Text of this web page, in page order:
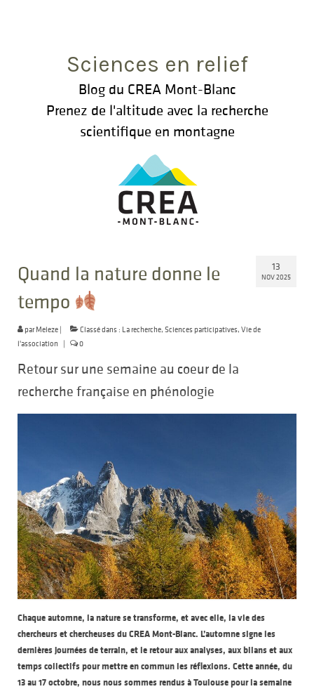
Sciences en relief
Blog du CREA Mont-Blanc
Prenez de l'altitude avec la recherche
scientifique en montagne
13
NOV 2025
Quand la nature donne le
tempo
parMeleze | Classé dans : La recherche, Sciences participatives, Vie de
l'association
| 0
Retour sur une semaine au coeur de la
recherche française en phénologie
Chaque automne, la nature se transforme, et avec elle, la vie des
chercheurs et chercheuses du CREA Mont-Blanc. L’automne signe les
dernières journées de terrain, et le retour aux analyses, aux bilans et aux
temps collectifs pour mettre en commun les réflexions. Cette année, du
13 au 17 octobre, nous nous sommes rendus à Toulouse pour la semaine